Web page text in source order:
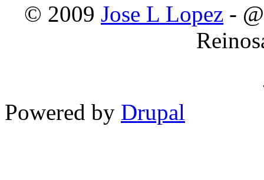
© 2009 Jose L Lopez -
Powered by Drupal